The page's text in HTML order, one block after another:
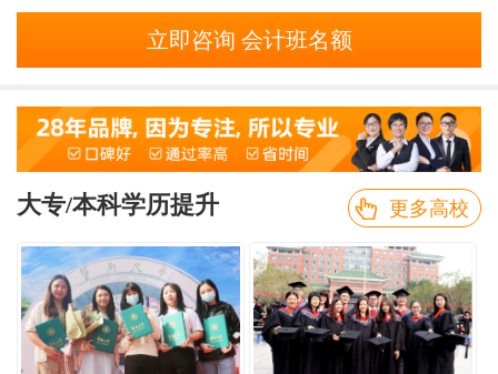
立即咨询 会计班名额
大专/本科学历提升 更多高校